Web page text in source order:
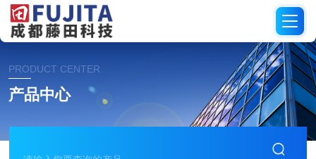
PRODUCT CENTER
产品中心